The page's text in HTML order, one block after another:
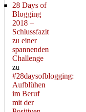
28 Days of
Blogging
2018 –
Schlussfazit
zu einer
spannenden
Challenge
zu
#28daysofblogging:
Aufblühen
im Beruf
mit der